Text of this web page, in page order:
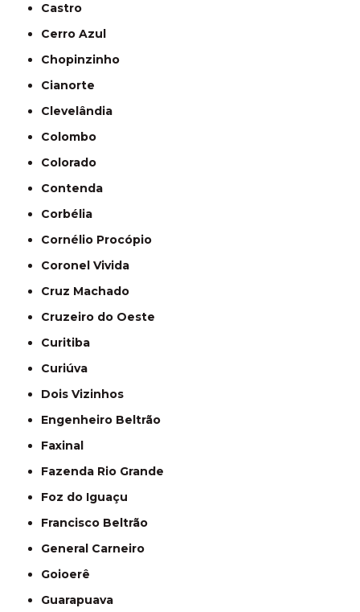
Castro
Cerro Azul
Chopinzinho
Cianorte
Clevelândia
Colombo
Colorado
Contenda
Corbélia
Cornélio Procópio
Coronel Vivida
Cruz Machado
Cruzeiro do Oeste
Curitiba
Curiúva
Dois Vizinhos
Engenheiro Beltrão
Faxinal
Fazenda Rio Grande
Foz do Iguaçu
Francisco Beltrão
General Carneiro
Goioerê
Guarapuava